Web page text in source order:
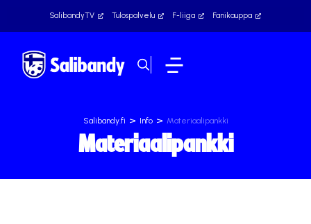
SalibandyTV Tulospalvelu F-liiga Fanikauppa
Salibandy.fi > Info > Materiaalipankki
Materiaalipankki